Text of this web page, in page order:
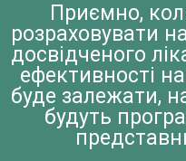
Приємно,
розраховувати
досвідченого
ефективності
буде залежати,
будуть